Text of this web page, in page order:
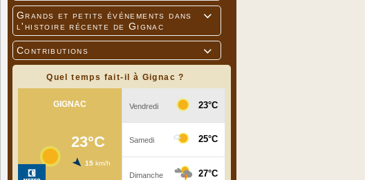

Grands et petits événements dans
l'histoire récente de Gignac

Contributions
Quel temps fait-il à Gignac ?